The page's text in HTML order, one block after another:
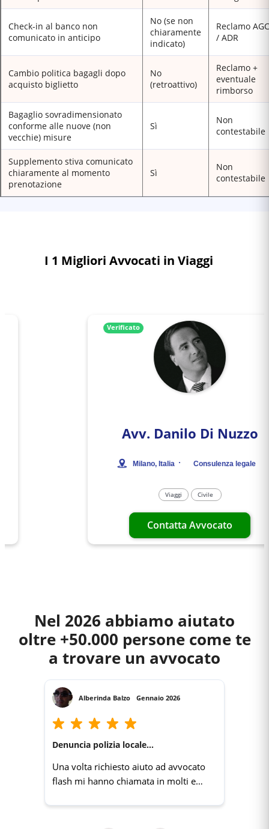
Check-in al banco non
comunicato in anticipo
No (se non
chiaramente
indicato)
Reclamo
/ ADR
Cambio politica bagagli dopo
acquisto biglietto
No
(retroattivo)
Reclamo +
eventuale
rimborso
Bagaglio sovradimensionato
conforme alle nuove (non
vecchie) misure
Sì
Non
contestabile
Supplemento stiva comunicato
chiaramente al momento
prenotazione
Sì
Non
contestabile
I 1 Migliori Avvocati in Viaggi
Danilo Di Nuzzo
Consulenza legale
Contatta Avvocato
Nel 2026 abbiamo aiutato
oltre +50.000 persone come te
a trovare un avvocato
Alberinda Balzo Gennaio 2026
Denuncia polizia locale...
Una volta richiesto aiuto ad avvocato
flash mi hanno chiamata in molti e
utile.